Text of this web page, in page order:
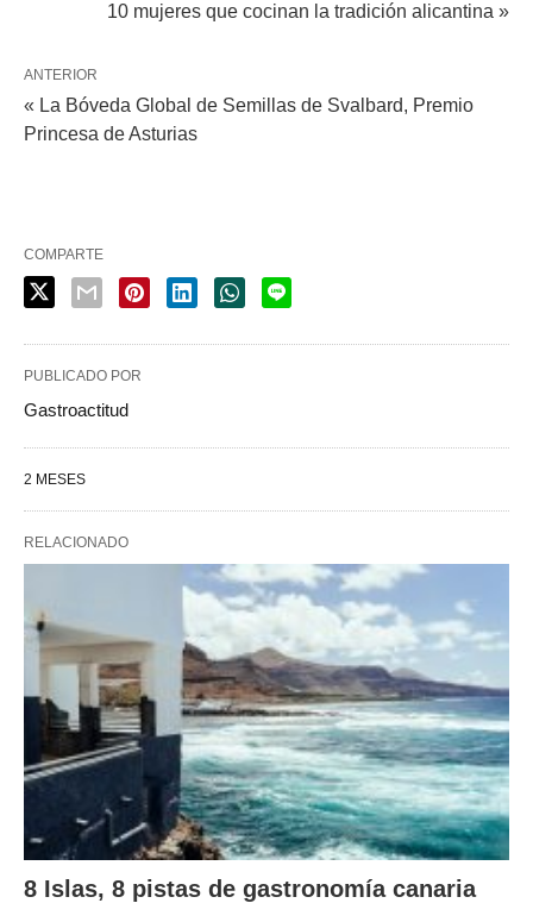
10 mujeres que cocinan la tradición alicantina »
ANTERIOR
« La Bóveda Global de Semillas de Svalbard, Premio
Princesa de Asturias
COMPARTE
PUBLICADO POR
Gastroactitud
2 MESES
RELACIONADO
8 Islas, 8 pistas de gastronomía canaria